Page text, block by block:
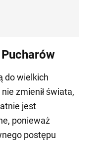
do wielkich
zmienił świata,
jest
ponieważ
postępu